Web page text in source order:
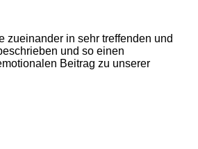
zueinander in sehr treffenden und
und so einen
Beitrag zu unserer